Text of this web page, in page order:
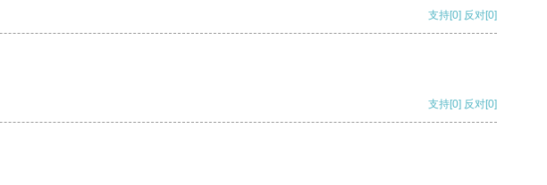
支持[0] 反对[0]
支持[0] 反对[0]